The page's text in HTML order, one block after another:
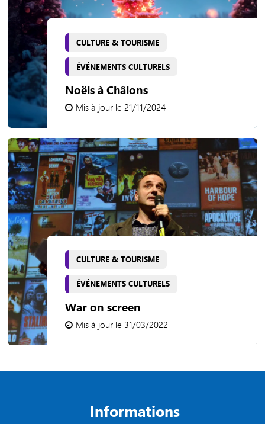
CULTURE & TOURISME
ÉVÉNEMENTS CULTURELS
Noëls à Châlons
Mis à jour le 21/11/2024
CULTURE & TOURISME
ÉVÉNEMENTS CULTURELS
War on screen
Mis à jour le 31/03/2022
Informations